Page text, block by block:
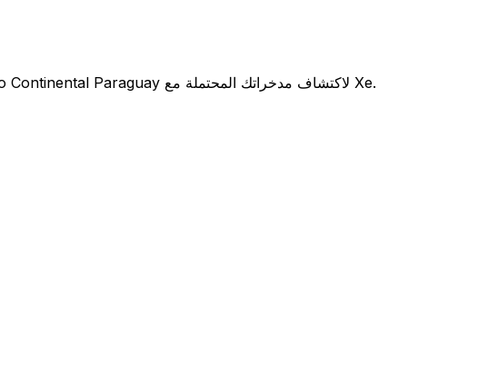
هل تفكر في استخدام Banco Continental Paraguay لتحويل أموالك الدولية؟ قارن بين أسعار الصرف والرسوم Banco Continental Paraguay لاكتشاف مدخراتك المحتملة مع Xe.